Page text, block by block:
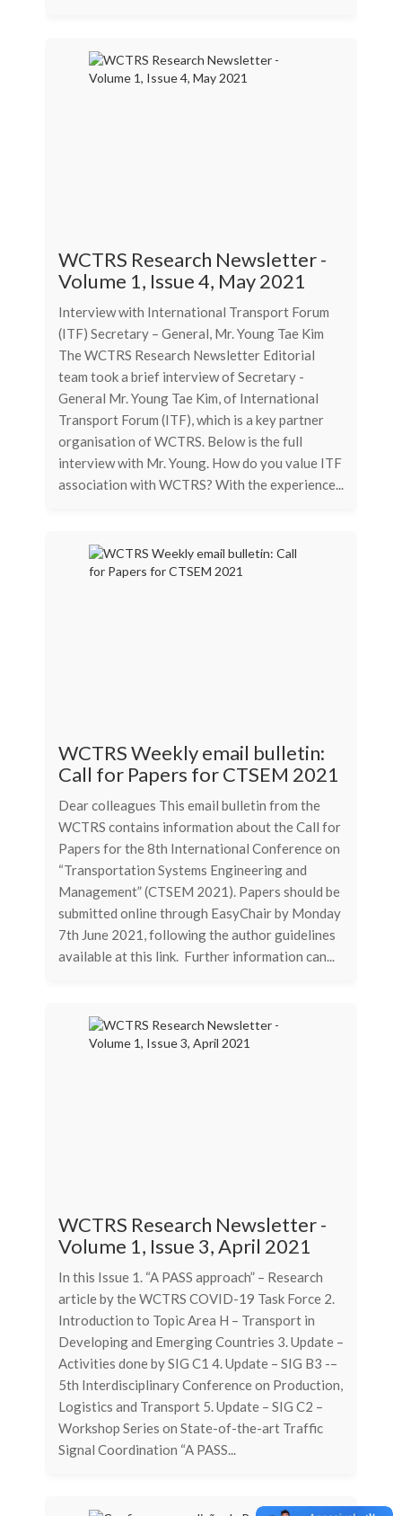
WCTRS Research Newsletter -
Volume 1, Issue 4, May 2021
Interview with International Transport Forum
(ITF) Secretary – General, Mr. Young Tae Kim
The WCTRS Research Newsletter Editorial
team took a brief interview of Secretary -
General Mr. Young Tae Kim, of International
Transport Forum (ITF), which is a key partner
organisation of WCTRS. Below is the full
interview with Mr. Young. How do you value ITF
association with WCTRS? With the experience...
WCTRS Weekly email bulletin:
Call for Papers for CTSEM 2021
Dear colleagues This email bulletin from the
WCTRS contains information about the Call for
Papers for the 8th International Conference on
“Transportation Systems Engineering and
Management” (CTSEM 2021). Papers should be
submitted online through EasyChair by Monday
7th June 2021, following the author guidelines
available at this link. Further information can...
WCTRS Research Newsletter -
Volume 1, Issue 3, April 2021
In this Issue 1. “A PASS approach” – Research
article by the WCTRS COVID-19 Task Force 2.
Introduction to Topic Area H – Transport in
Developing and Emerging Countries 3. Update –
Activities done by SIG C1 4. Update – SIG B3 -–
5th Interdisciplinary Conference on Production,
Logistics and Transport 5. Update – SIG C2 –
Workshop Series on State-of-the-art Traffic
Signal Coordination “A PASS...